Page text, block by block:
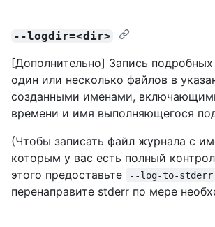
--logdir=<dir>
[Дополнительно] Запись
один или несколько файлов в
созданными именами,
времени и имя выполняющегося
(Чтобы записать файл журнала с
которым у вас есть полный
этого предоставьте
--log-to-stderr
перенаправите stderr по мере